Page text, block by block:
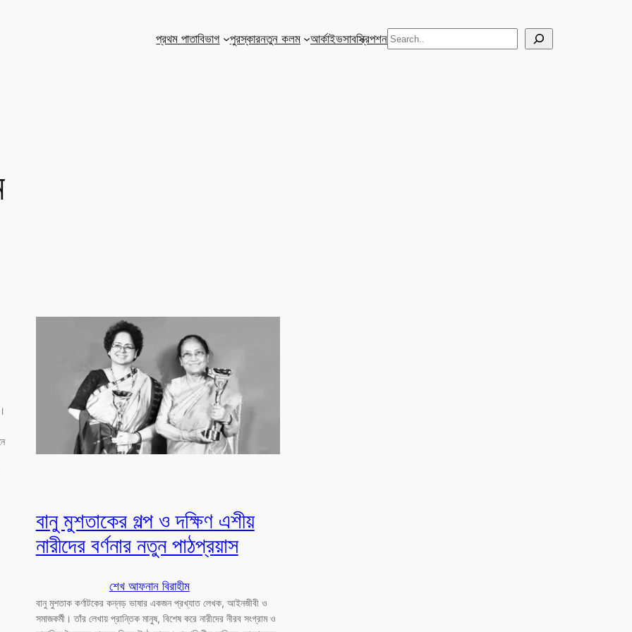
প্রথম পাতাবিভাগ পুরস্কারনতুন কলম আর্কাইভসাবস্ক্রিপশনSearch
বানু মুশতাকের গল্প ও দক্ষিণ এশীয়
নারীদের বর্ণনার নতুন পাঠপ্রয়াস
শেখ আফনান বিরাহীম
বানু মুশতাক কর্ণাটকের কন্নড় ভাষার একজন প্রখ্যাত লেখক, আইনজীবী ও
সমাজকর্মী। তাঁর লেখায় প্রান্তিক মানুষ, বিশেষ করে নারীদের নীরব সংগ্রাম ও